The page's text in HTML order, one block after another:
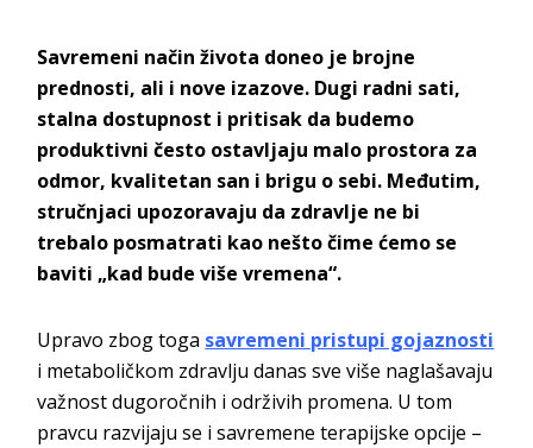
Savremeni način života doneo je brojne
prednosti, ali i nove izazove. Dugi radni sati,
stalna dostupnost i pritisak da budemo
produktivni često ostavljaju malo prostora za
odmor, kvalitetan san i brigu o sebi. Međutim,
stručnjaci upozoravaju da zdravlje ne bi
trebalo posmatrati kao nešto čime ćemo se
baviti „kad bude više vremena“.
Upravo zbog toga savremeni pristupi gojaznosti
i metaboličkom zdravlju danas sve više naglašavaju
važnost dugoročnih i održivih promena. U tom
pravcu razvijaju se i savremene terapijske opcije –